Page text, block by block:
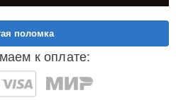
к оплате:
поломка